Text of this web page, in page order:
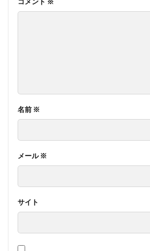
名前 ※
メール※
サイト